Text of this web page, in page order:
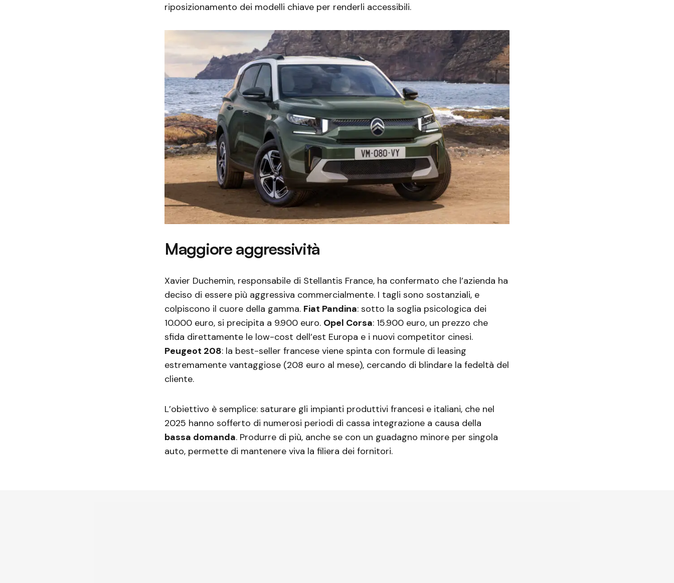
riposizionamento dei modelli chiave per renderli accessibili.
Maggiore aggressività
Xavier Duchemin, responsabile di Stellantis France, ha confermato che l’azienda ha
deciso di essere più aggressiva commercialmente. I tagli sono sostanziali, e
colpiscono il cuore della gamma. Fiat Pandina: sotto la soglia psicologica dei
10.000 euro, si precipita a 9.900 euro. Opel Corsa: 15.900 euro, un prezzo che
sfida direttamente le low-cost dell’est Europa e i nuovi competitor cinesi.
Peugeot 208: la best-seller francese viene spinta con formule di leasing
estremamente vantaggiose (208 euro al mese), cercando di blindare la fedeltà del
cliente.
L’obiettivo è semplice: saturare gli impianti produttivi francesi e italiani, che nel
2025 hanno sofferto di numerosi periodi di cassa integrazione a causa della
bassa domanda. Produrre di più, anche se con un guadagno minore per singola
auto, permette di mantenere viva la filiera dei fornitori.